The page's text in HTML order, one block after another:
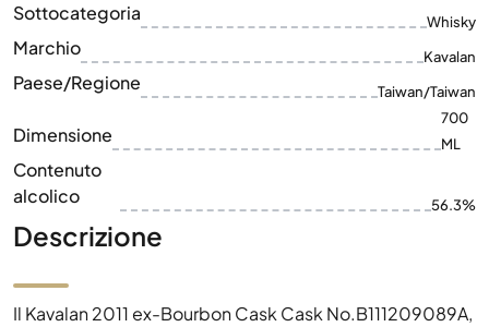
Sottocategoria Whisky
Marchio Kavalan
Paese/Regione Taiwan/Taiwan
Dimensione
700
ML
Contenuto
alcolico
56.3%
Descrizione
Il Kavalan 2011 ex-Bourbon Cask Cask No.B111209089A,